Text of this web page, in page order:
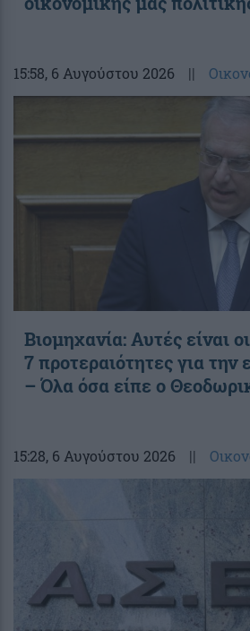
15:58, 6 Αυγούστου 2026 ||
Βιομηχανία: Αυτές είναι οι
7 προτεραιότητες για
– Όλα όσα είπε ο
15:28, 6 Αυγούστου 2026 ||